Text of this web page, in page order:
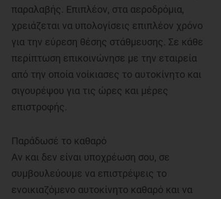
παραλαβής. Επιπλέον, στα αεροδρόμια,
χρειάζεται να υπολογίσεις επιπλέον χρόνο
για την εύρεση θέσης στάθμευσης. Σε κάθε
περίπτωση επικοινώνησε με την εταιρεία
από την οποία νοίκιασες το αυτοκίνητο και
σιγουρέψου για τις ώρες και μέρες
επιστροφής.
Παράδωσέ το καθαρό
Αν και δεν είναι υποχρέωση σου, σε
συμβουλεύουμε να επιστρέψεις το
ενοικιαζόμενο αυτοκίνητο καθαρό και να